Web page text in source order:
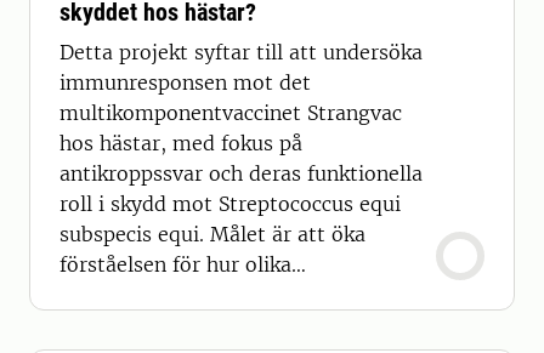
skyddet hos hästar?
Detta projekt syftar till att undersöka
immunresponsen mot det
multikomponentvaccinet Strangvac
hos hästar, med fokus på
antikroppssvar och deras funktionella
roll i skydd mot Streptococcus equi
subspecis equi. Målet är att öka
förståelsen för hur olika